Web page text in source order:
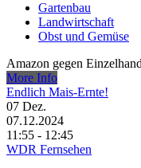
Gartenbau
Landwirtschaft
Obst und Gemüse
Amazon gegen
More Info
Endlich Mais-Ernte!
07 Dez.
07.12.2024
11:55 - 12:45
WDR Fernsehen